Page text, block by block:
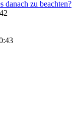
danach zu beachten?